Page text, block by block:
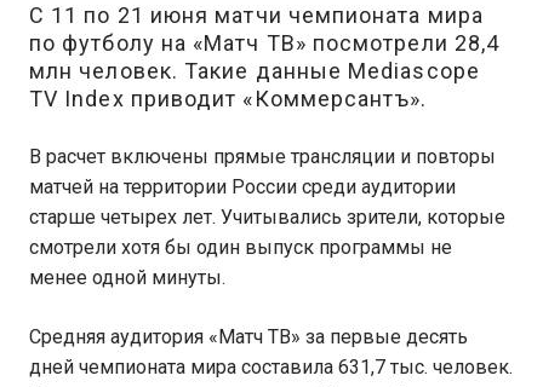
С 11 по 21 июня матчи чемпионата мира
по футболу на «Матч ТВ» посмотрели 28,4
млн человек. Такие данные Mediascope
TV Index приводит «Коммерсантъ».
В расчет включены прямые трансляции и повторы
матчей на территории России среди аудитории
старше четырех лет. Учитывались зрители, которые
смотрели хотя бы один выпуск программы не
менее одной минуты.
Средняя аудитория «Матч ТВ» за первые десять
дней чемпионата мира составила 631,7 тыс. человек.